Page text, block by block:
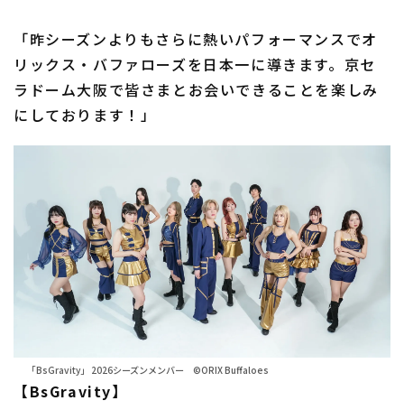
「昨シーズンよりもさらに熱いパフォーマンスでオ
リックス・バファローズを日本一に導きます。京セ
ラドーム大阪で皆さまとお会いできることを楽しみ
にしております！」
「BsGravity」 2026シーズンメンバー ©ORIX Buffaloes
【BsGravity】